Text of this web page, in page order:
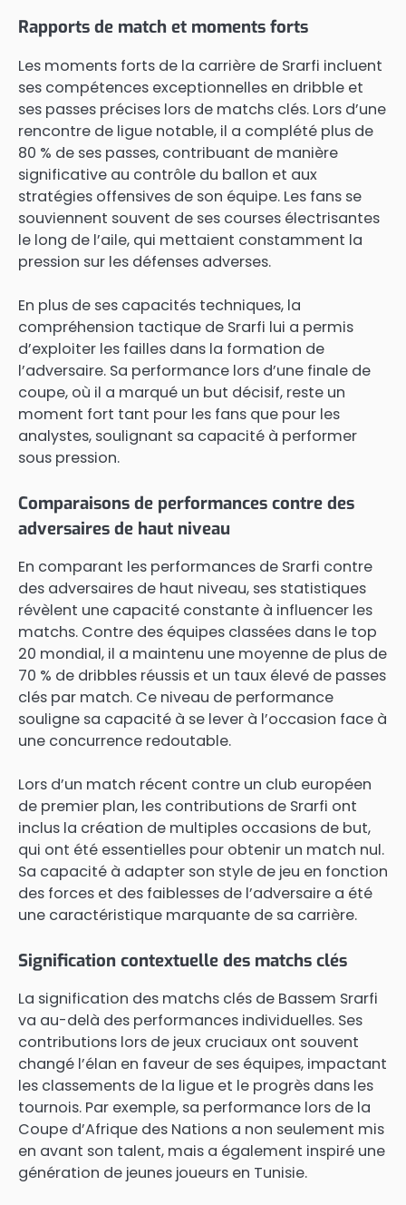
Rapports de match et moments forts
Les moments forts de la carrière de Srarfi incluent
ses compétences exceptionnelles en dribble et
ses passes précises lors de matchs clés. Lors d’une
rencontre de ligue notable, il a complété plus de
80 % de ses passes, contribuant de manière
significative au contrôle du ballon et aux
stratégies offensives de son équipe. Les fans se
souviennent souvent de ses courses électrisantes
le long de l’aile, qui mettaient constamment la
pression sur les défenses adverses.
En plus de ses capacités techniques, la
compréhension tactique de Srarfi lui a permis
d’exploiter les failles dans la formation de
l’adversaire. Sa performance lors d’une finale de
coupe, où il a marqué un but décisif, reste un
moment fort tant pour les fans que pour les
analystes, soulignant sa capacité à performer
sous pression.
Comparaisons de performances contre des
adversaires de haut niveau
En comparant les performances de Srarfi contre
des adversaires de haut niveau, ses statistiques
révèlent une capacité constante à influencer les
matchs. Contre des équipes classées dans le top
20 mondial, il a maintenu une moyenne de plus de
70 % de dribbles réussis et un taux élevé de passes
clés par match. Ce niveau de performance
souligne sa capacité à se lever à l’occasion face à
une concurrence redoutable.
Lors d’un match récent contre un club européen
de premier plan, les contributions de Srarfi ont
inclus la création de multiples occasions de but,
qui ont été essentielles pour obtenir un match nul.
Sa capacité à adapter son style de jeu en fonction
des forces et des faiblesses de l’adversaire a été
une caractéristique marquante de sa carrière.
Signification contextuelle des matchs clés
La signification des matchs clés de Bassem Srarfi
va au-delà des performances individuelles. Ses
contributions lors de jeux cruciaux ont souvent
changé l’élan en faveur de ses équipes, impactant
les classements de la ligue et le progrès dans les
tournois. Par exemple, sa performance lors de la
Coupe d’Afrique des Nations a non seulement mis
en avant son talent, mais a également inspiré une
génération de jeunes joueurs en Tunisie.